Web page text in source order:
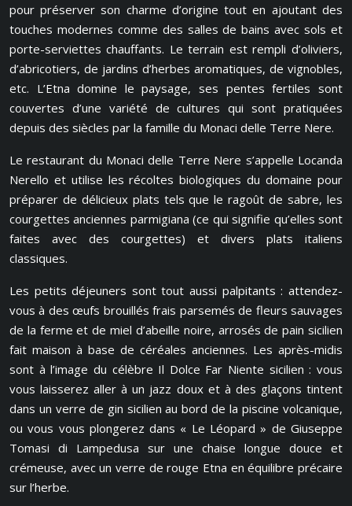
pour préserver son charme d’origine tout en ajoutant des
touches modernes comme des salles de bains avec sols et
porte-serviettes chauffants. Le terrain est rempli d’oliviers,
d’abricotiers, de jardins d’herbes aromatiques, de vignobles,
etc. L’Etna domine le paysage, ses pentes fertiles sont
couvertes d’une variété de cultures qui sont pratiquées
depuis des siècles par la famille du Monaci delle Terre Nere.
Le restaurant du Monaci delle Terre Nere s’appelle Locanda
Nerello et utilise les récoltes biologiques du domaine pour
préparer de délicieux plats tels que le ragoût de sabre, les
courgettes anciennes parmigiana (ce qui signifie qu’elles sont
faites avec des courgettes) et divers plats italiens
classiques.
Les petits déjeuners sont tout aussi palpitants : attendez-
vous à des œufs brouillés frais parsemés de fleurs sauvages
de la ferme et de miel d’abeille noire, arrosés de pain sicilien
fait maison à base de céréales anciennes. Les après-midis
sont à l’image du célèbre Il Dolce Far Niente sicilien : vous
vous laisserez aller à un jazz doux et à des glaçons tintent
dans un verre de gin sicilien au bord de la piscine volcanique,
ou vous vous plongerez dans « Le Léopard » de Giuseppe
Tomasi di Lampedusa sur une chaise longue douce et
crémeuse, avec un verre de rouge Etna en équilibre précaire
sur l’herbe.